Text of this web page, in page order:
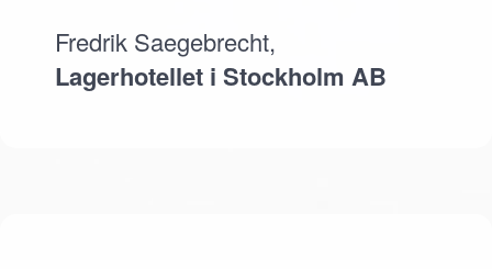
Fredrik Saegebrecht,
Lagerhotellet i Stockholm AB